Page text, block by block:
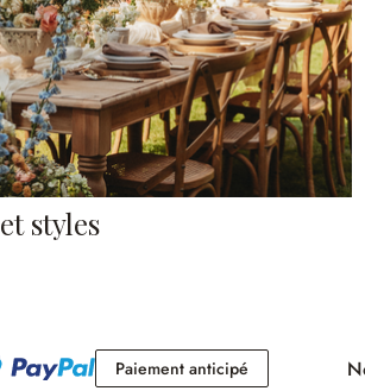
styles
Paiement anticipéPaiement